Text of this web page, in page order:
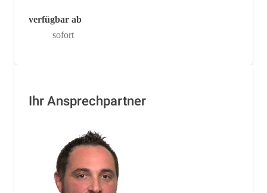
verfügbar ab
sofort
Ihr Ansprechpartner